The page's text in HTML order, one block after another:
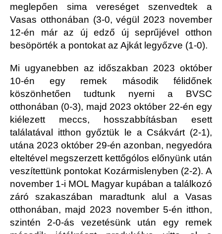
meglepően sima vereséget szenvedtek a
Vasas otthonában (3-0, végül 2023 november
12-én már az új edző új seprűjével otthon
besöpörték a pontokat az Ajkát legyőzve (1-0).
Mi ugyanebben az időszakban 2023 október
10-én egy remek második félidőnek
köszönhetően tudtunk nyerni a BVSC
otthonában (0-3), majd 2023 október 22-én egy
kiélezett meccs, hosszabbításban esett
találatával itthon győztük le a Csákvárt (2-1),
utána 2023 október 29-én azonban, negyedóra
elteltével megszerzett kettőgólos előnyünk után
veszítettünk pontokat Kozármislenyben (2-2). A
november 1-i MOL Magyar kupában a találkozó
záró szakaszában maradtunk alul a Vasas
otthonában, majd 2023 november 5-én itthon,
szintén 2-0-ás vezetésünk után egy remek